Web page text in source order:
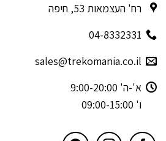
רח' העצמאות 53, חיפה
04-8332331
sales@trekomania.co.il
א'-ה' 9:00-20:00
ו' 09:00-15:00